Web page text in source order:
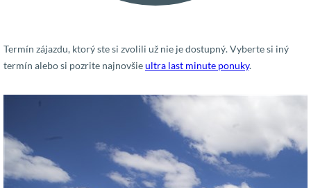
Termín zájazdu, ktorý ste si zvolili už nie je dostupný. Vyberte si iný
termín alebo si pozrite najnovšieultra last minute ponuky.